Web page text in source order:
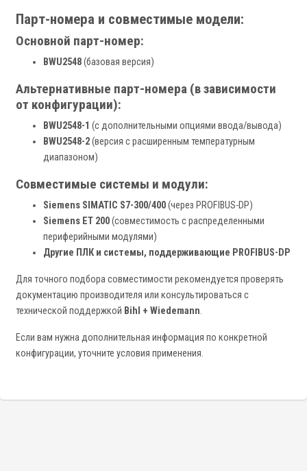
Парт-номера и совместимые модели:
Основной парт-номер:
BWU2548(базовая версия)
Альтернативные парт-номера (в зависимости
от конфигурации):
BWU2548-1 (с дополнительными опциями ввода/вывода)
BWU2548-2(версия с расширенным температурным
диапазоном)
Совместимые системы и модули:
Siemens SIMATIC S7-300/400(через PROFIBUS-DP)
Siemens ET 200(совместимость с распределенными
периферийными модулями)
Другие ПЛК и системы, поддерживающие PROFIBUS-DP
Для точного подбора совместимости рекомендуется проверять
документацию производителя или консультироваться с
технической поддержкой Bihl + Wiedemann.
Если вам нужна дополнительная информация по конкретной
конфигурации, уточните условия применения.